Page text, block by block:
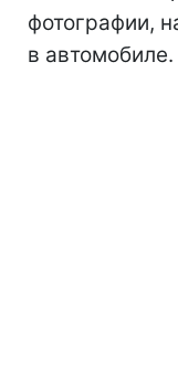
фотографии,
в автомобиле.